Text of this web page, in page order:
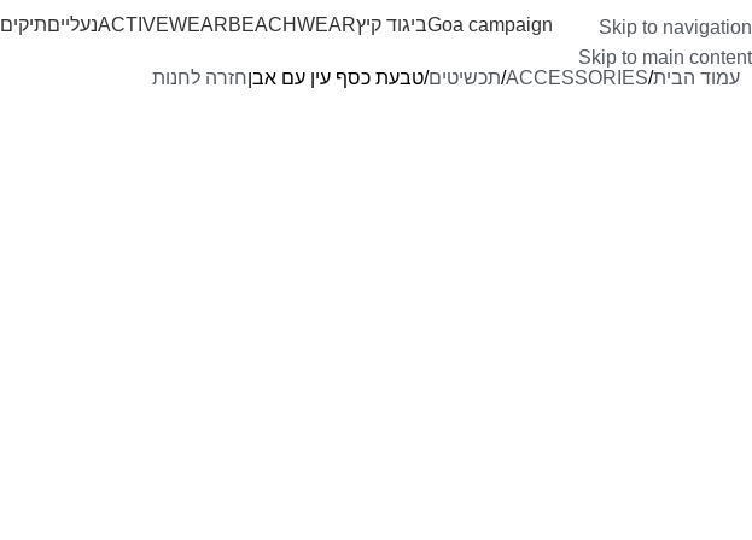
Skip to navigation
Skip to main content
Goa campaignביגוד קיץBEACHWEAR
ACTIVEWEARנעלייםתיקים
עמוד הבית ACCESSORIES תכשיטים טבעת כסף עין עם אבןחזרה לחנות